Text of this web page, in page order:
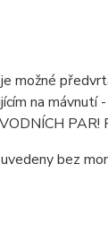
možné
na mávnutí
PAR!
bez